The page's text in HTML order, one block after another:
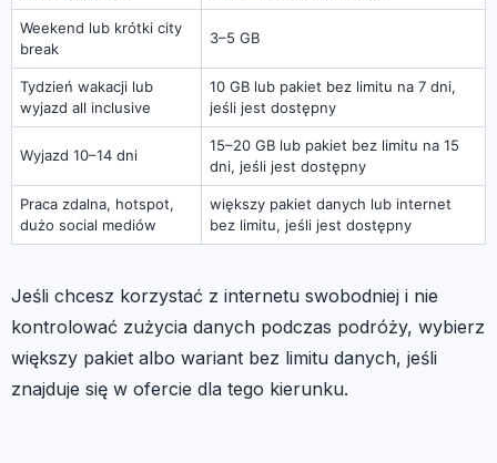
Weekend lub krótki city
break
3–5 GB
Tydzień wakacji lub
wyjazd all inclusive
10 GB lub pakiet bez limitu na 7 dni,
jeśli jest dostępny
Wyjazd 10–14 dni
15–20 GB lub pakiet bez limitu na 15
dni, jeśli jest dostępny
Praca zdalna, hotspot,
dużo social mediów
większy pakiet danych lub internet
bez limitu, jeśli jest dostępny
Jeśli chcesz korzystać z internetu swobodniej i nie
kontrolować zużycia danych podczas podróży, wybierz
większy pakiet albo wariant bez limitu danych, jeśli
znajduje się w ofercie dla tego kierunku.